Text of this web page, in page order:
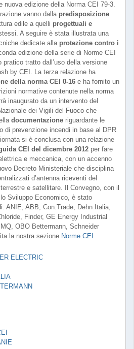
nuova edizione della Norma CEI 79-3.
vanno dalla predisposizione
edile a quelli progettuali e
A seguire è stata illustrata una
dedicate alla protezione contro i
edizione della serie di Norme CEI
pratico tratto dall’uso della versione
by CEI. La terza relazione ha
della norma CEI 0-16 e ha fornito un
normative contenute nella norma
inaugurato da un intervento del
dei Vigili del Fuoco che
documentazione riguardante le
di prevenzione incendi in base al DPR
si è conclusa con una relazione
CEI del dicembre 2012 per fare
e meccanica, con un accenno
Decreto Ministeriale che disciplina
d’antenna riceventi del
e satellitare. Il Convegno, con il
Sviluppo Economico, è stato
ANIE, ABB, Con.Trade, Dehn Italia,
Finder, GE Energy Industrial
OBO Bettermann, Schneider
la nostra sezione Norme CEI
ELECTRIC